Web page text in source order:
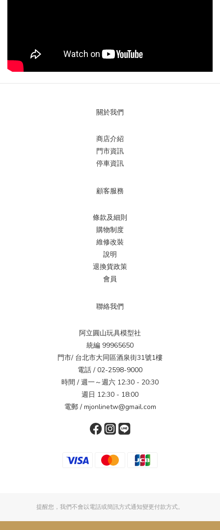
關於我們
商店介紹
門市資訊
停車資訊
顧客服務
條款及細則
購物制度
維修改裝
說明
退換貨政策
會員
聯絡我們
阿立圓山玩具模型社
統編 99965650
門市/ 台北市大同區酒泉街31號1樓
電話 / 02-2598-9000
時間 / 週一～週六 12:30 - 20:30
週日 12:30 - 18:00
電郵 / mjonlinetw@gmail.com
提醒您，我們不會以電話或簡訊方式通知變更付款方式。